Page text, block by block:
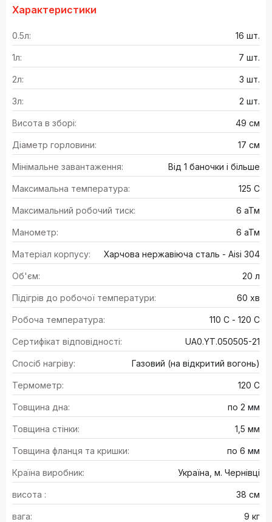
Характеристики
0.5л: 16 шт.
1л: 7 шт.
2л: 3 шт.
3л: 2 шт.
Висота в зборі: 49 см
Діаметр горловини: 17 см
Мінімальне завантаження: Від 1 баночки і більше
Максимальна температура: 125 С
Максимальний робочий тиск: 6 аТм
Манометр: 6 аТм
Матеріал корпусу: Харчова нержавіюча сталь - Aisi 304
Об'єм: 20 л
Підігрів до робочої температури: 60 хв
Робоча температура: 110 С - 120 С
Сертифікат відповідності: UA0.YT.050505-21
Спосіб нагріву: Газовий (на відкритий вогонь)
Термометр: 120 С
Товщина дна: по 2 мм
Товщина стінки: 1,5 мм
Товщина фланця та кришки: по 6 мм
Країна виробник: Україна, м. Чернівці
висота : 38 см
вага: 9 кг